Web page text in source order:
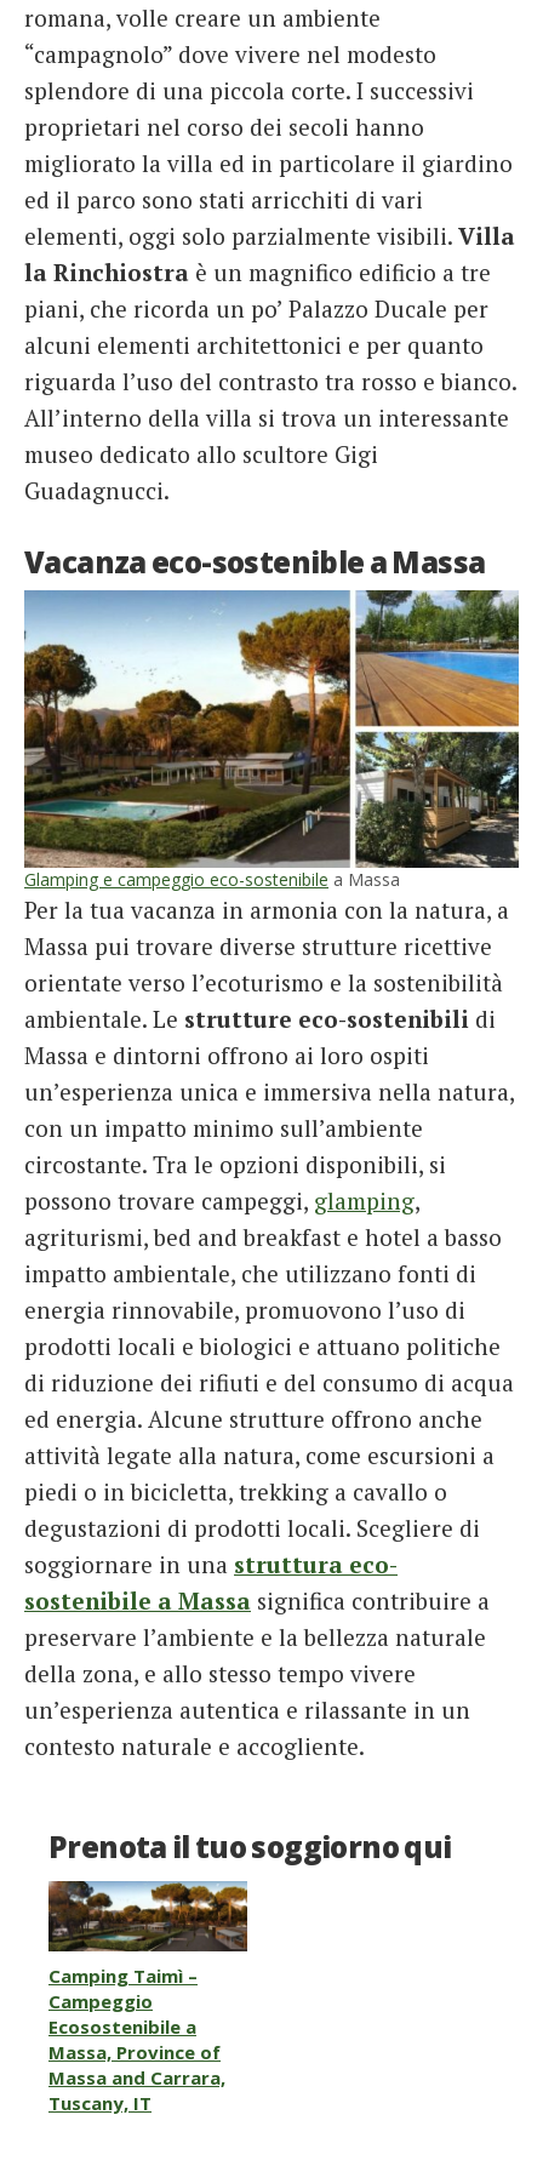
romana, volle creare un ambiente
“campagnolo” dove vivere nel modesto
splendore di una piccola corte. I successivi
proprietari nel corso dei secoli hanno
migliorato la villa ed in particolare il giardino
ed il parco sono stati arricchiti di vari
elementi, oggi solo parzialmente visibili. Villa
la Rinchiostra è un magnifico edificio a tre
piani, che ricorda un po’ Palazzo Ducale per
alcuni elementi architettonici e per quanto
riguarda l’uso del contrasto tra rosso e bianco.
All’interno della villa si trova un interessante
museo dedicato allo scultore Gigi
Guadagnucci.
Vacanza eco-sostenible a Massa
Glamping e campeggio eco-sostenibile a Massa
Per la tua vacanza in armonia con la natura, a
Massa pui trovare diverse strutture ricettive
orientate verso l’ecoturismo e la sostenibilità
ambientale. Le strutture eco-sostenibili di
Massa e dintorni offrono ai loro ospiti
un’esperienza unica e immersiva nella natura,
con un impatto minimo sull’ambiente
circostante. Tra le opzioni disponibili, si
possono trovare campeggi, glamping,
agriturismi, bed and breakfast e hotel a basso
impatto ambientale, che utilizzano fonti di
energia rinnovabile, promuovono l’uso di
prodotti locali e biologici e attuano politiche
di riduzione dei rifiuti e del consumo di acqua
ed energia. Alcune strutture offrono anche
attività legate alla natura, come escursioni a
piedi o in bicicletta, trekking a cavallo o
degustazioni di prodotti locali. Scegliere di
soggiornare in una struttura eco-
sostenibile a Massa significa contribuire a
preservare l’ambiente e la bellezza naturale
della zona, e allo stesso tempo vivere
un’esperienza autentica e rilassante in un
contesto naturale e accogliente.
Prenota il tuo soggiorno qui
Camping Taimì –
Campeggio
Ecosostenibile a
Massa, Province of
Massa and Carrara,
Tuscany, IT